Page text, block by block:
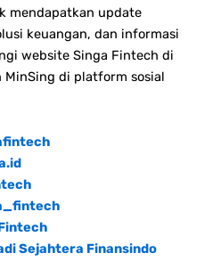
mendapatkan update
keuangan, dan informasi
website Singa Fintech di
MinSing di platform sosial
Sejahtera Finansindo